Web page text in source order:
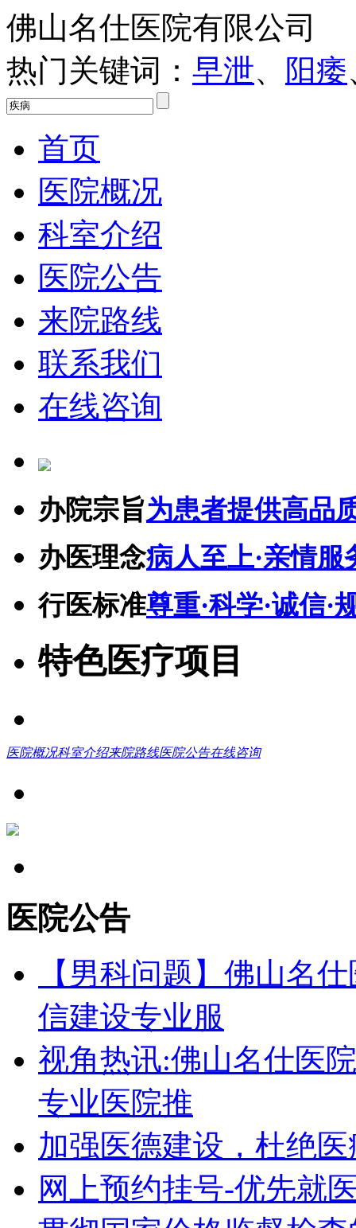
佛山名仕医院有限公司
热门关键词： 早泄、 阳痿
首页
医院概况
科室介绍
医院公告
来院路线
联系我们
在线咨询
办院宗旨为患者提供高品
办医理念病人至上·亲情服
行医标准尊重·科学·诚信·
特色医疗项目
医院概况科室介绍来院路线医院公告在线咨询
医院公告
【男科问题】佛山名
信建设专业服
视角热讯:佛山名仕医
专业医院推
加强医德建设，杜绝
网上预约挂号-优先就